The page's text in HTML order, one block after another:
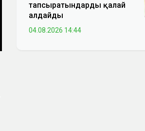
тапсыратындарды қалай
алдайды
04.08.2026 14:44